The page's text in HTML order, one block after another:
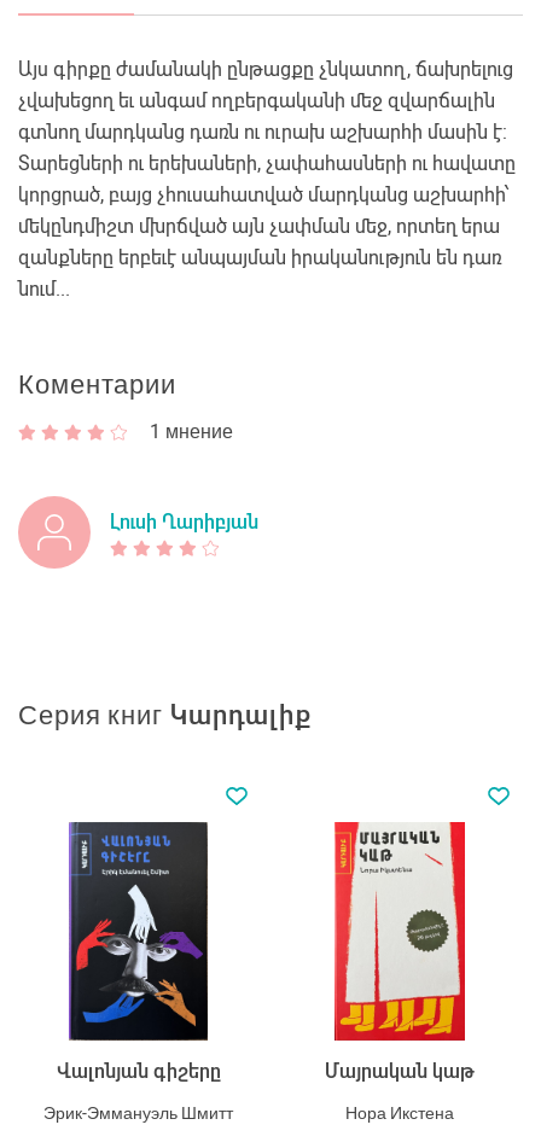
Այս գիրքը ժամանակի ընթացքը չնկատող, ճախրելուց
չվախեցող եւ անգամ ողբերգականի մեջ զվարճալին
գտնող մարդկանց դառն ու ուրախ աշխարհի մասին է:
Տարեցների ու երեխաների, չափահասների ու հավատը
կորցրած, բայց չհուսահատված մարդկանց աշխարհի՝
մեկընդմիշտ մխրճված այն չափման մեջ, որտեղ երա
զանքները երբեւէ անպայման իրականություն են դառ
նում...
Коментарии
1 мнение
Լուսի Ղարիբյան
Серия книг Կարդալիք
Վալոնյան գիշերը
Эрик-Эммануэль Шмитт
Մայրական կաթ
Нора Икстена